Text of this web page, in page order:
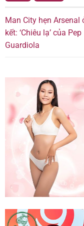
Man City hẹn Arsenal
kết: ‘Chiêu lạ’ của Pep
Guardiola